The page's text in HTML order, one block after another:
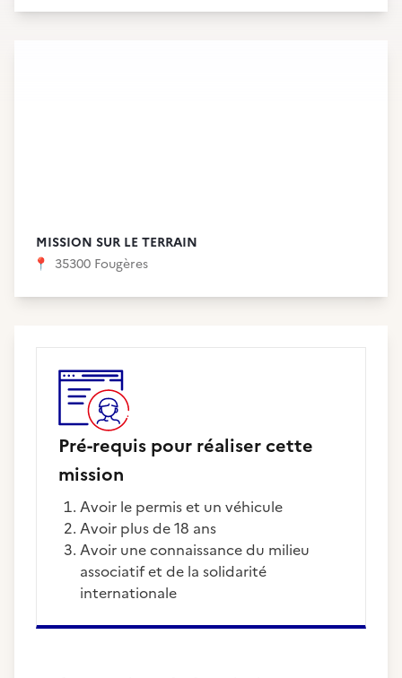
MISSION SUR LE TERRAIN
📍 35300 Fougères
Pré-requis pour réaliser cette
mission
Avoir le permis et un véhicule
Avoir plus de 18 ans
Avoir une connaissance du milieu
associatif et de la solidarité
internationale